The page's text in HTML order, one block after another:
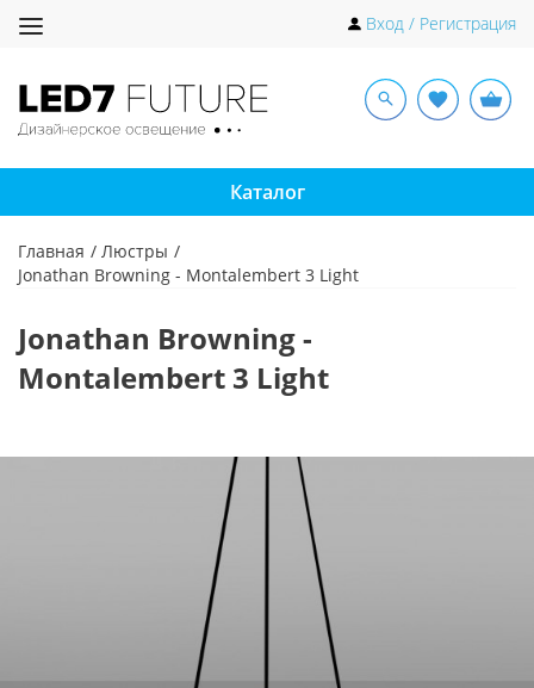
Toggle
Вход / Регистрация
Каталог
Главная
Люстры
Jonathan Browning - Montalembert 3 Light
Jonathan Browning -
Montalembert 3 Light